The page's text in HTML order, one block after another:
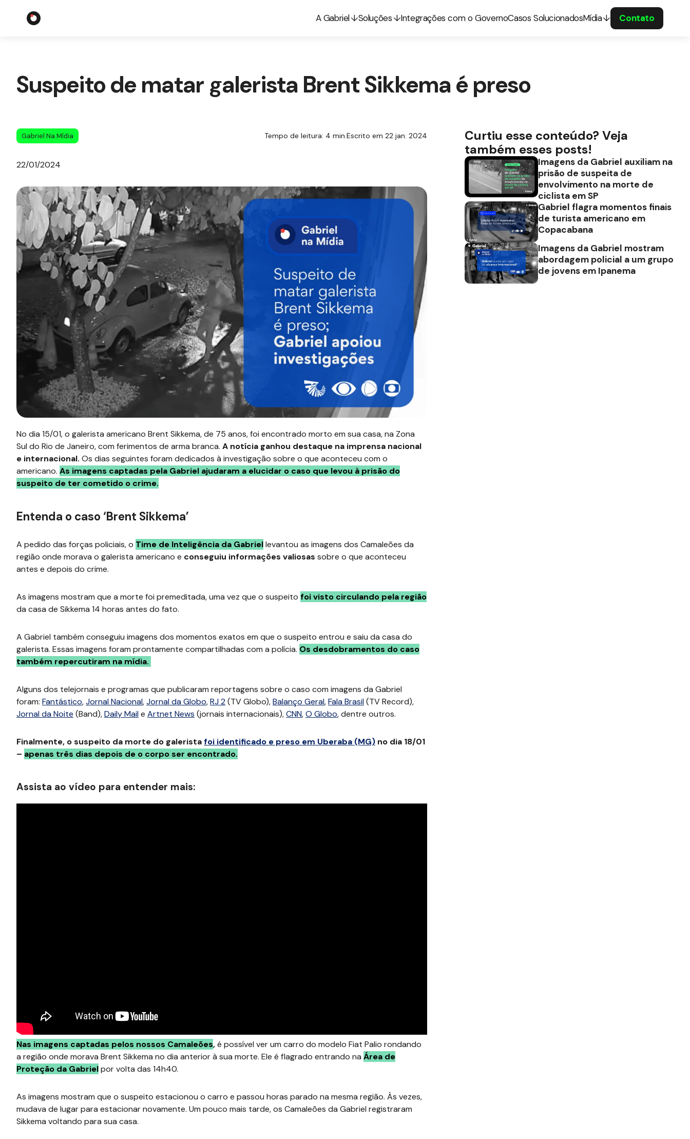
A Gabriel Soluções Integrações com o GovernoCasos SolucionadosMídia Contato
Suspeito de matar galerista Brent Sikkema é preso
Gabriel Na Mídia Tempo de leitura: 4 min.Escrito em 22 jan. 2024
22/01/2024
No dia 15/01, o galerista americano Brent Sikkema, de 75 anos, foi encontrado morto em sua casa, na Zona
Sul do Rio de Janeiro, com ferimentos de arma branca. A notícia ganhou destaque na imprensa nacional
e internacional. Os dias seguintes foram dedicados à investigação sobre o que aconteceu com o
americano. As imagens captadas pela Gabriel ajudaram a elucidar o caso que levou à prisão do
suspeito de ter cometido o crime.
Entenda o caso ‘Brent Sikkema’
A pedido das forças policiais, o Time de Inteligência da Gabriellevantou as imagens dos Camaleões da
região onde morava o galerista americano e conseguiu informações valiosas sobre o que aconteceu
antes e depois do crime.
As imagens mostram que a morte foi premeditada, uma vez que o suspeito foi visto circulando pela região
da casa de Sikkema 14 horas antes do fato.
A Gabriel também conseguiu imagens dos momentos exatos em que o suspeito entrou e saiu da casa do
galerista. Essas imagens foram prontamente compartilhadas com a polícia. Os desdobramentos do caso
também repercutiram na mídia.
Alguns dos telejornais e programas que publicaram reportagens sobre o caso com imagens da Gabriel
foram: Fantástico,Jornal Nacional,Jornal da Globo,RJ 2(TV Globo),Balanço Geral,Fala Brasil(TV Record),
Jornal da Noite (Band),Daily Maile Artnet News (jornais internacionais),CNN,O Globo, dentre outros.
Finalmente, o suspeito da morte do galeristafoi identificado e preso em Uberaba (MG) no dia 18/01
– apenas três dias depois de o corpo ser encontrado.
Assista ao vídeo para entender mais:
Nas imagens captadas pelos nossos Camaleões,é possível ver um carro do modelo Fiat Palio rondando
a região onde morava Brent Sikkema no dia anterior à sua morte. Ele é flagrado entrando na Área de
Proteção da Gabrielpor volta das 14h40.
As imagens mostram que o suspeito estacionou o carro e passou horas parado na mesma região. Às vezes,
mudava de lugar para estacionar novamente. Um pouco mais tarde, os Camaleões da Gabriel registraram
Sikkema voltando para sua casa.
Curtiu esse conteúdo? Veja
também esses posts!
Imagens da Gabriel auxiliam na
prisão de suspeita de
envolvimento na morte de
ciclista em SP
Gabriel flagra momentos finais
de turista americano em
Copacabana
Imagens da Gabriel mostram
abordagem policial a um grupo
de jovens em Ipanema